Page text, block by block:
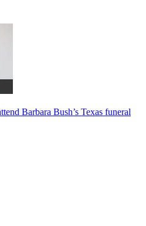
Barbara Bush’s Texas funeral